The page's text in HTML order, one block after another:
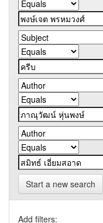
Start a new search
Add filters: